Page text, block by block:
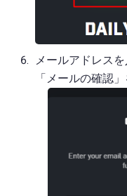
メールアドレス
「メールの確認